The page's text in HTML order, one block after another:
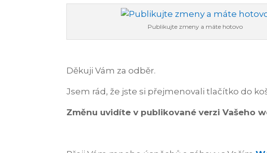
Publikujte zmeny a máte hotovo
Děkuji Vám za odběr.
Jsem rád, že jste si přejmenovali tlačítko do
Změnu uvidíte v publikované verzi Vašeho